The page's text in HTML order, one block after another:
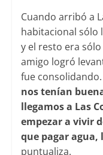
Cuando arribó a
habitacional sólo
y el resto era
amigo logró
fue consolidando.
nos tenían
llegamos a Las
empezar a vivir
que pagar agua,
puntualiza.